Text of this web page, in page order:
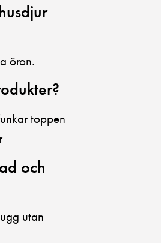
öron.
toppen
och
utan